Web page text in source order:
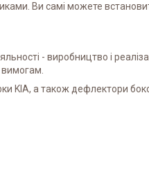
Ви самі можете
- виробництво і
KIA, а також дефлектори